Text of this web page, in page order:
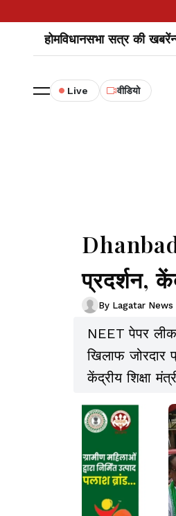
होमविधानसभा सत्र की खबरें
Live वीडियो
प्रदर्शन,
By Lagatar News
NEET पेपर लीक के विरोध में धनबाद में झामुमो व
खिलाफ जोरदार
केंद्रीय शिक्षा